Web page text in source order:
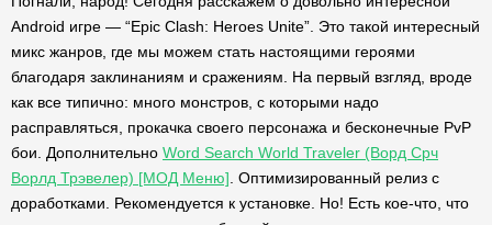
Android игре — “Epic Clash: Heroes Unite”. Это такой интересный
микс жанров, где мы можем стать настоящими героями
благодаря заклинаниям и сражениям. На первый взгляд, вроде
как все типично: много монстров, с которыми надо
расправляться, прокачка своего персонажа и бесконечные PvP
бои. Дополнительно Word Search World Traveler (Ворд Срч
Ворлд Трэвелер) [МОД Меню] . Оптимизированный релиз с
доработками. Рекомендуется к установке. Но! Есть кое-что, что